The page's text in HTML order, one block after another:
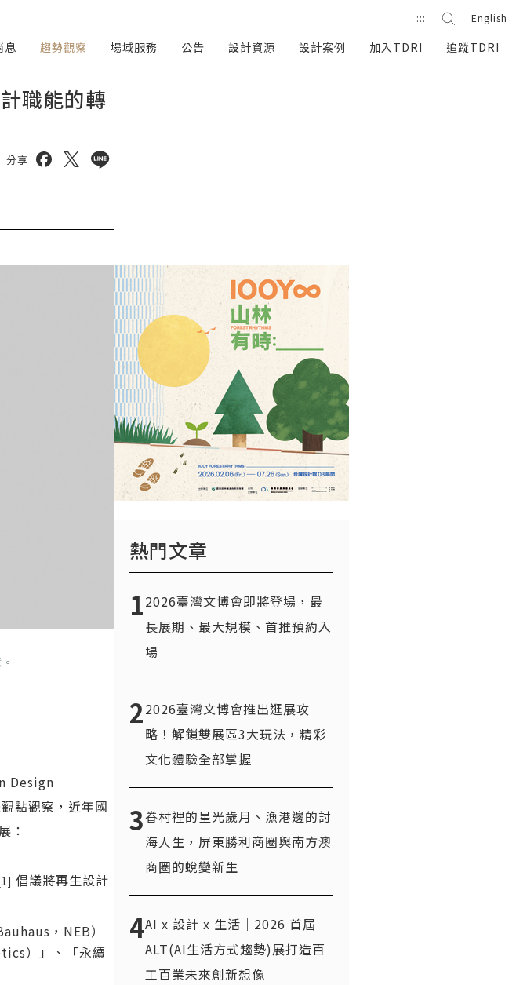
::: 站內搜尋
搜尋按鈕
English
息 趨勢觀察 場域服務 公告 設計資源 設計案例 加入TDRI 追蹤TDRI
職能的轉
分享 分享到 facebook
分享到 twitter
分享到 line
Design
點觀察，近年國
：
倡議將再生設計
，NEB）
）」、「永續
熱門文章
12026臺灣文博會即將登場，最
長展期、最大規模、首推預約入
場
22026臺灣文博會推出逛展攻
略！解鎖雙展區3大玩法，精彩
文化體驗全部掌握
3眷村裡的星光歲月、漁港邊的討
海人生，屏東勝利商圈與南方澳
商圈的蛻變新生
4AI x 設計 x 生活｜2026 首屆
ALT(AI生活方式趨勢)展打造百
工百業未來創新想像